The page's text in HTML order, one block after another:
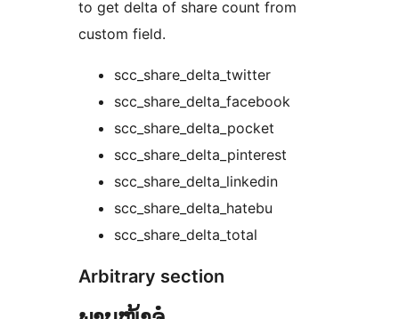
to get delta of share count from
custom field.
scc_share_delta_twitter
scc_share_delta_facebook
scc_share_delta_pocket
scc_share_delta_pinterest
scc_share_delta_linkedin
scc_share_delta_hatebu
scc_share_delta_total
Arbitrary section